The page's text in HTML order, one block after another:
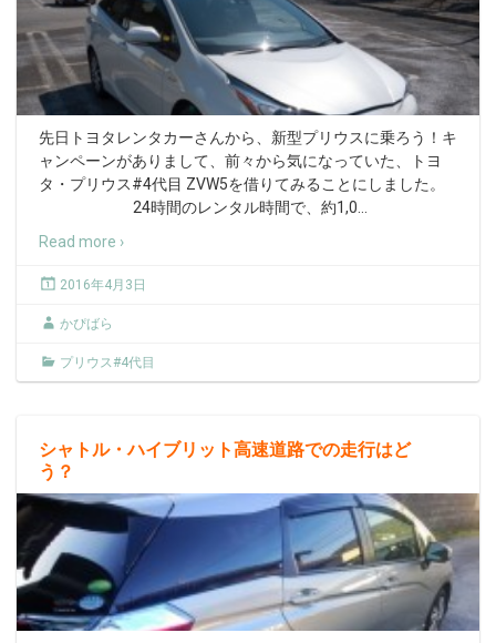
先日トヨタレンタカーさんから、新型プリウスに乗ろう！キ
ャンペーンがありまして、前々から気になっていた、トヨ
タ・プリウス#4代目 ZVW5を借りてみることにしました。
24時間のレンタル時間で、約1,0
Read more ›
2016年4月3日
かぴばら
プリウス#4代目
シャトル・ハイブリット高速道路での走行はど
う？